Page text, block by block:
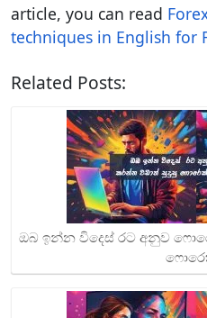
article, you can read
techniques in English for
Related Posts:
ඔබ ඉන්න විදෙස් රට අනුව